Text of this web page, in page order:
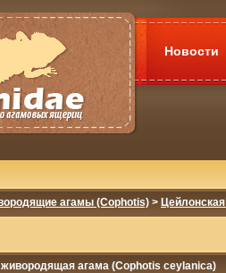
Новости
агамы (Cophotis) >
агама (Cophotis ceylanica)